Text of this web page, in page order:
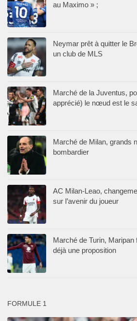
au Maximo » ;
Neymar prêt à quitter le
un club de MLS
Marché de la Juventus,
apprécié) le nœud est le
Marché de Milan, grands
bombardier
AC Milan-Leao,
sur l’avenir du joueur
Marché de Turin, Maripan
déjà une proposition
FORMULE 1